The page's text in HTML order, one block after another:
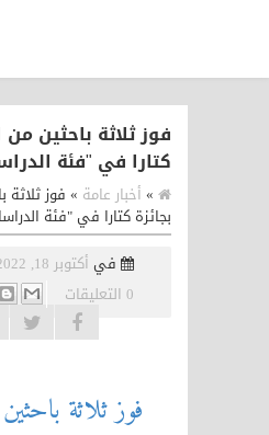
فوز ثلاثة باحثين
كتارا في "فئة
» أخبار عامة » فوز ثلاثة
بجائزة كتارا في "فئة
في أكتوبر 18, 2022
0 التعليقات
فوز ثلاثة